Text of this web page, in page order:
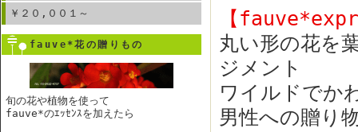
￥２０,００１～
fauve*花の贈りもの
旬の花や植物を使って
fauve*のｴｯｾﾝｽを加えたら
【
丸い形の花を
ジメント
ワイルドでか
男性への贈り